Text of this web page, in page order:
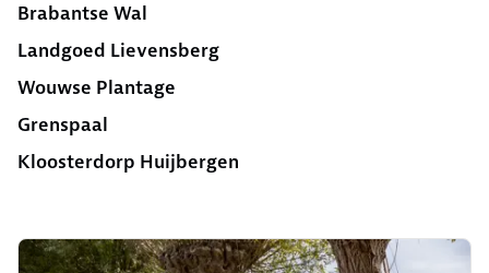
Brabantse Wal
Landgoed Lievensberg
Wouwse Plantage
Grenspaal
Kloosterdorp Huijbergen